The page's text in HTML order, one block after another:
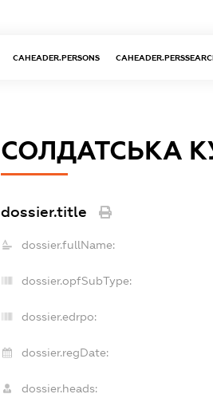
CAHEADER.PERSONS
СОЛДАТСЬКА
dossier.title
dossier.fullName:
dossier.opfSubType:
dossier.edrpo:
dossier.regDate:
dossier.heads: